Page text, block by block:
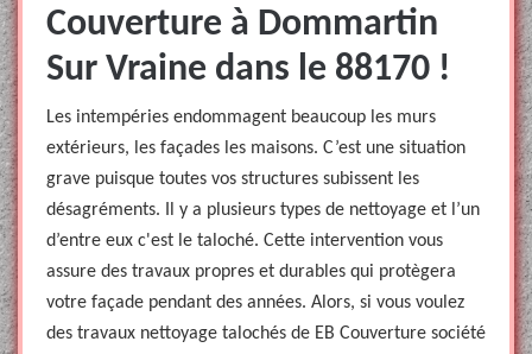
Couverture à Dommartin
Sur Vraine dans le 88170 !
Les intempéries endommagent beaucoup les murs
extérieurs, les façades les maisons. C’est une situation
grave puisque toutes vos structures subissent les
désagréments. Il y a plusieurs types de nettoyage et l’un
d’entre eux c'est le taloché. Cette intervention vous
assure des travaux propres et durables qui protègera
votre façade pendant des années. Alors, si vous voulez
des travaux nettoyage talochés de EB Couverture société